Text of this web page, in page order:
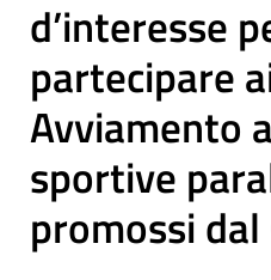
d’interesse
partecipare
Avviamento
sportive
promossi dal